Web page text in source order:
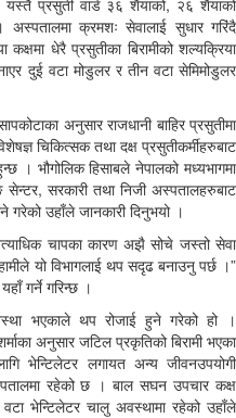
क्रमशः सेवालाई सुधार गरिंदै
धेरै प्रसुतीका बिरामीको शल्यक्रिया
दुई वटा मोडुलर र तीन वटा सेमिमोडुलर
अनुसार राजधानी बाहिर प्रसुतीमा
चिकित्सक तथा दक्ष प्रसुतीकर्मीहरुबाट
। भौगोलिक हिसाबले नेपालको मध्यभागमा
सरकारी तथा निजी अस्पतालहरुबाट
गरेको उहाँले जानकारी दिनुभयो ।
चापका कारण अझै सोचे जस्तो सेवा
यो विभागलाई थप सदृढ बनाउनु पर्छ ।”
गर्ने गरिन्छ ।
भएकाले थप रोजाई हुने गरेको हो ।
अनुसार जटिल प्रकृतिको बिरामी भएका
भेन्टिलेटर लगायत अन्य जीवनउपयोगी
रहेको छ । बाल सघन उपचार कक्ष
भेन्टिलेटर चालु अवस्थामा रहेको उहाँले